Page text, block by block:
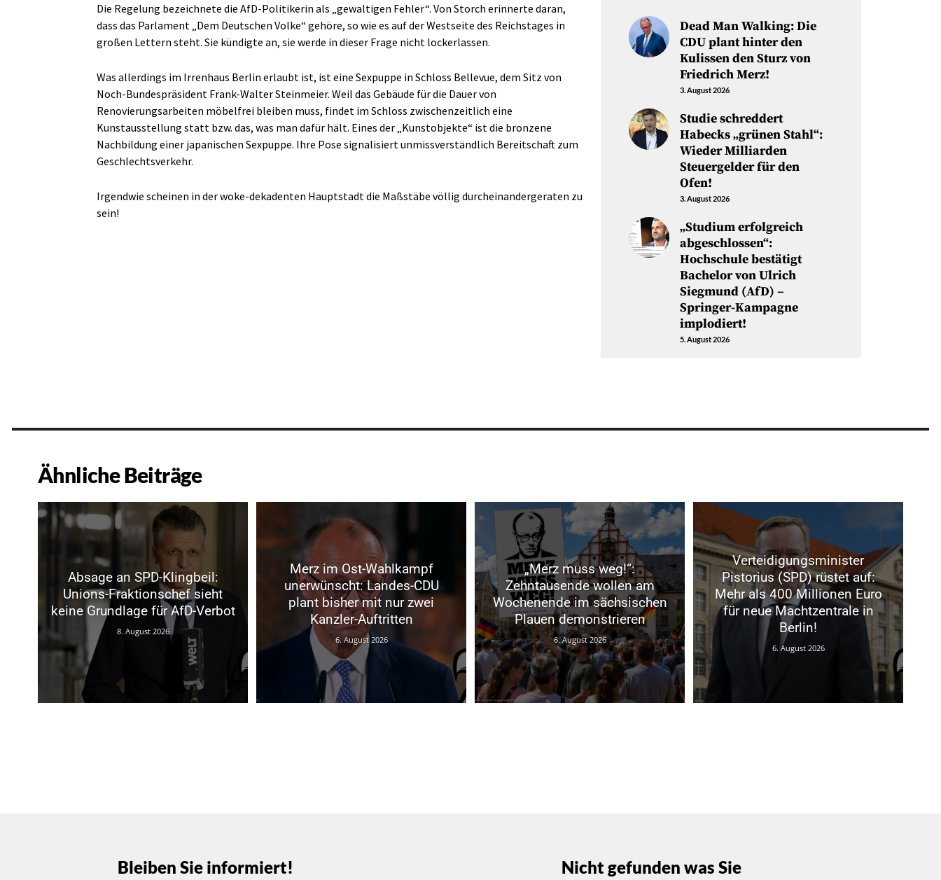
Die Regelung bezeichnete die AfD-Politikerin als „gewaltigen Fehler“. Von Storch erinnerte daran,
dass das Parlament „Dem Deutschen Volke“ gehöre, so wie es auf der Westseite des Reichstages in
großen Lettern steht. Sie kündigte an, sie werde in dieser Frage nicht lockerlassen.
Was allerdings im Irrenhaus Berlin erlaubt ist, ist eine Sexpuppe in Schloss Bellevue, dem Sitz von
Noch-Bundespräsident Frank-Walter Steinmeier. Weil das Gebäude für die Dauer von
Renovierungsarbeiten möbelfrei bleiben muss, findet im Schloss zwischenzeitlich eine
Kunstausstellung statt bzw. das, was man dafür hält. Eines der „Kunstobjekte“ ist die bronzene
Nachbildung einer japanischen Sexpuppe. Ihre Pose signalisiert unmissverständlich Bereitschaft zum
Geschlechtsverkehr.
Irgendwie scheinen in der woke-dekadenten Hauptstadt die Maßstäbe völlig durcheinandergeraten zu
sein!
Dead Man Walking: Die
CDU plant hinter den
Kulissen den Sturz von
Friedrich Merz!
3. August 2026
Studie schreddert
Habecks „grünen Stahl“:
Wieder Milliarden
Steuergelder für den
Ofen!
3. August 2026
„Studium erfolgreich
abgeschlossen“:
Hochschule bestätigt
Bachelor von Ulrich
Siegmund (AfD) –
Springer-Kampagne
implodiert!
5. August 2026
Ähnliche Beiträge
Absage an SPD-Klingbeil:
Unions-Fraktionschef sieht
keine Grundlage für AfD-Verbot
8. August 2026
Merz im Ost-Wahlkampf
unerwünscht: Landes-CDU
plant bisher mit nur zwei
Kanzler-Auftritten
6. August 2026
„Merz muss weg!“:
Zehntausende wollen am
Wochenende im sächsischen
Plauen demonstrieren
6. August 2026
Verteidigungsminister
Pistorius (SPD) rüstet auf:
Mehr als 400 Millionen Euro
für neue Machtzentrale in
Berlin!
6. August 2026
Bleiben Sie informiert!
Nicht gefunden was Sie